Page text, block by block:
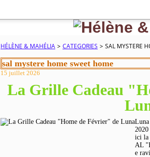
HÉLÈNE & MAHÉLIA > CATEGORIES > SAL MYSTERE
sal mystere home sweet home
15 juillet 2026
La Grille Cadeau
Luna
2020
ici la
AL
e